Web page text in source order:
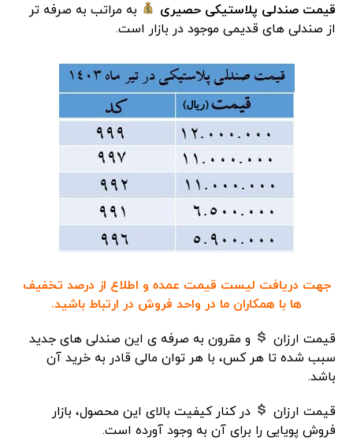
قیمت صندلی پلاستیکی حصیری
به مراتب‌ به صرفه تر
از صندلی های قدیمی موجود در بازار است.
جهت دریافت لیست قیمت عمده و اطلاع از درصد تخفیف
ها با همکاران ما در واحد فروش در ارتباط باشید.
قیمت ارزان
و مقرون به صرفه ی این صندلی های جدید
سبب شده تا هر کس، با هر توان مالی قادر به خرید آن
باشد.
قیمت ارزان
در کنار کیفیت بالای این محصول، بازار
فروش پویایی را برای آن به وجود آورده است.